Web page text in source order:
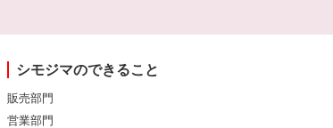
シモジマのできること
販売部門
営業部門